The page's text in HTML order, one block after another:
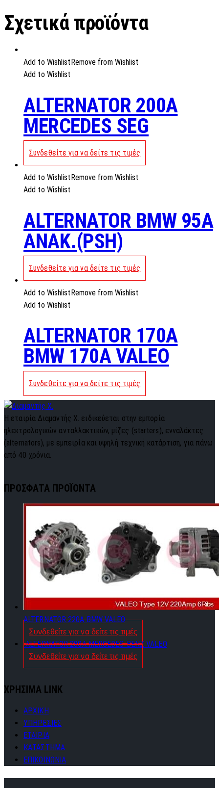
Σχετικά προϊόντα
Add to Wishlist Remove from Wishlist
Add to Wishlist
ALTERNATOR 200A
MERCEDES SEG
Συνδεθείτε για να δείτε τις τιμές
Add to Wishlist Remove from Wishlist
Add to Wishlist
ALTERNATOR BMW 95A
ANAK.(PSH)
Συνδεθείτε για να δείτε τις τιμές
Add to Wishlist Remove from Wishlist
Add to Wishlist
ALTERNATOR 170A
BMW 170A VALEO
Συνδεθείτε για να δείτε τις τιμές
Η εταιρία Διαμαντής Χ. ειδικεύεται στην εμπορία
ηλεκτρολογικών ανταλλακτικών, μίζες (starters), ενναλάκτες
(alternators), με εμπειρία και υψηλή τεχνική κατάρτιση, για πάνω
από 40 χρόνια.
ΠΡΟΣΦΑΤΑ ΠΡΟΪΟΝΤΑ
ALTERNATOR 220A BMW VALEO
Συνδεθείτε για να δείτε τις τιμές
ALTERNATOR 280A MERCEDES-BENZ VALEO
Συνδεθείτε για να δείτε τις τιμές
ΧΡΗΣΙΜΑ LINK
ΑΡΧΙΚΗ
ΥΠΗΡΕΣΙΕΣ
ΕΤΑΙΡΙΑ
ΚΑΤΑΣΤΗΜΑ
ΕΠΙΚΟΙΝΩΝΙΑ